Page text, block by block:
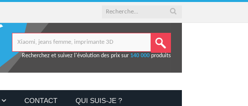
Recherchez et suivez l'évolution des prix sur 140 000 produits
CONTACT QUI SUIS-JE ?